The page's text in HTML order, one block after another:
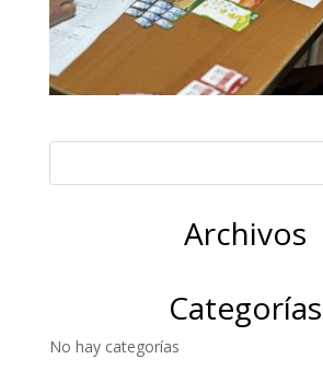
Archivos
Categorías
No hay categorías